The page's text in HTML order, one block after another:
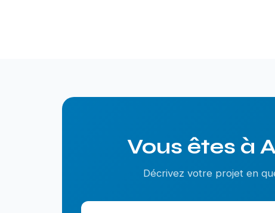
Vous êtes à
Décrivez votre projet en